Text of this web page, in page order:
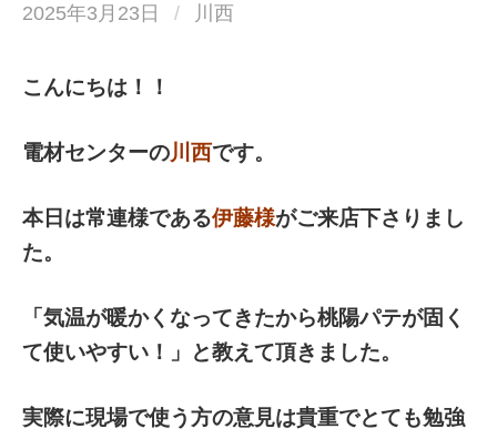
2025年3月23日 / 川西
こんにちは！！
電材センターの川西です。
本日は常連様である伊藤様がご来店下さりまし
た。
「気温が暖かくなってきたから桃陽パテが固く
て使いやすい！」と教えて頂きました。
実際に現場で使う方の意見は貴重でとても勉強